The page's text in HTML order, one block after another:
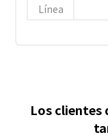
Línea
Los clientes